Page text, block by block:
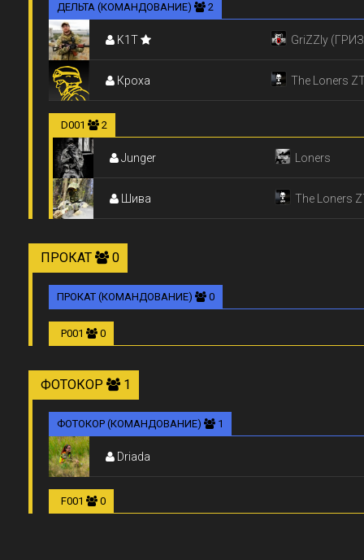
ДЕЛЬТА (КОМАНДОВАНИЕ) 2
K1T GriZZly
ЖИТОМИР)
Кроха The Loners
D001 2
Junger Loners
Шива The Loners
ПРОКАТ 0
ПРОКАТ (КОМАНДОВАНИЕ) 0
P001 0
ФОТОКОР 1
ФОТОКОР (КОМАНДОВАНИЕ) 1
Driada
F001 0